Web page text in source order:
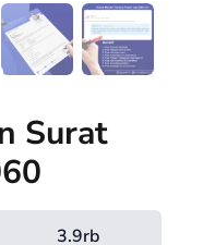
Surat
3.9rb